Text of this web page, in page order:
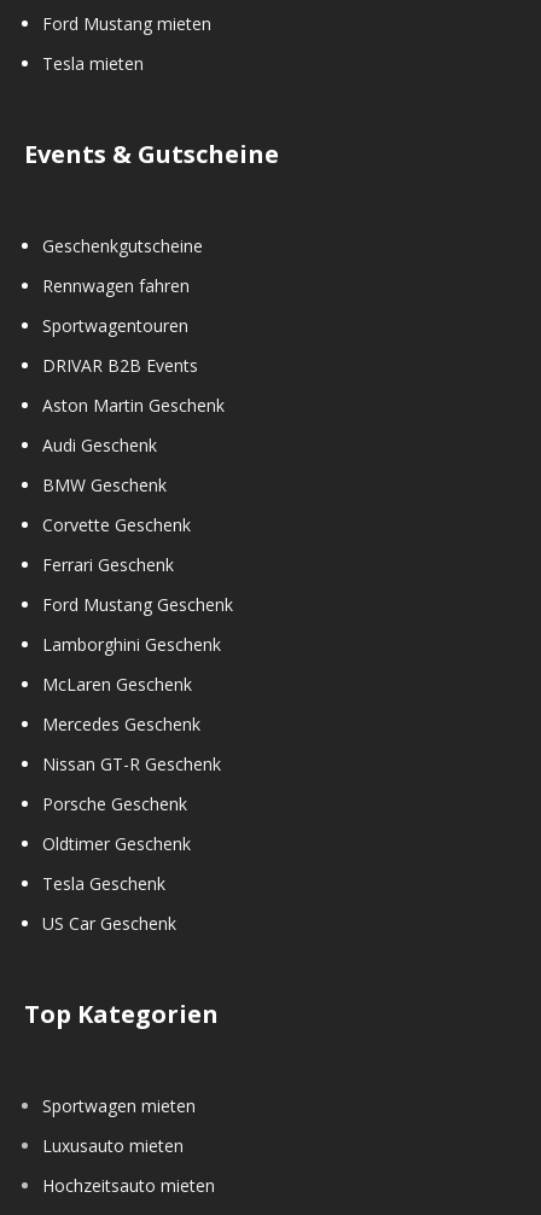
Ford Mustang mieten
Tesla mieten
Events & Gutscheine
Geschenkgutscheine
Rennwagen fahren
Sportwagentouren
DRIVAR B2B Events
Aston Martin Geschenk
Audi Geschenk
BMW Geschenk
Corvette Geschenk
Ferrari Geschenk
Ford Mustang Geschenk
Lamborghini Geschenk
McLaren Geschenk
Mercedes Geschenk
Nissan GT-R Geschenk
Porsche Geschenk
Oldtimer Geschenk
Tesla Geschenk
US Car Geschenk
Top Kategorien
Sportwagen mieten
Luxusauto mieten
Hochzeitsauto mieten